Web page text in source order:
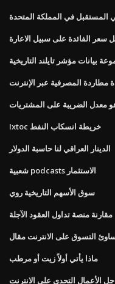
في المملكة المتحدة
سعر الفائدة على سبيل الاعارة
بيانات مؤشر تايلند التاريخية
معدل الضريبة على المشتريات
Ixtoc خريطة انسكاب النفط
الدينار العراقي لنا حاسبة الدولار
شعبية podcasts الاستثمار
سوق الأسهم التاريخية روي
مقارنة منصة تداول العقود الآجلة
التسوق على الانترنت مقال
ماذا يأتي أولاً زيت أو مرطب
الأعمال التحدي على الانترنت